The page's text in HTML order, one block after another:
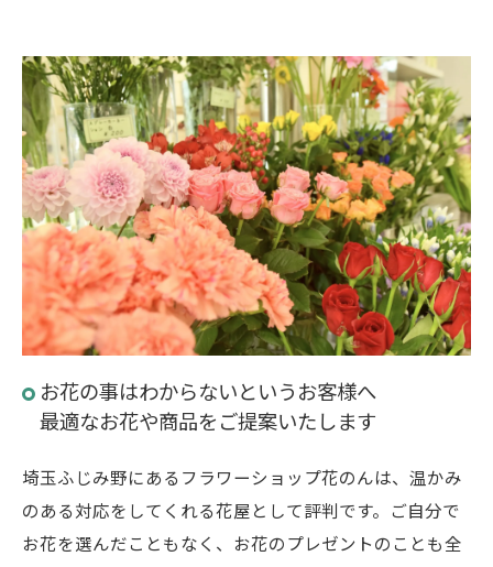
お花の事はわからないというお客様へ
最適なお花や商品をご提案いたします
埼玉ふじみ野にあるフラワーショップ花のんは、温かみ
のある対応をしてくれる花屋として評判です。ご自分で
お花を選んだこともなく、お花のプレゼントのことも全